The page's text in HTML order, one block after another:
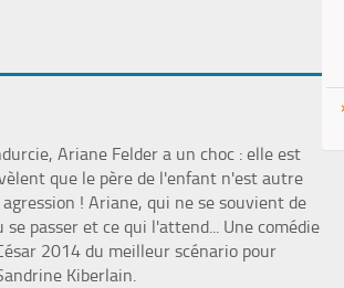
Ariane Felder a un choc : elle est
que le père de l'enfant n'est autre
! Ariane, qui ne se souvient de
passer et ce qui l'attend... Une comédie
2014 du meilleur scénario pour
Kiberlain.